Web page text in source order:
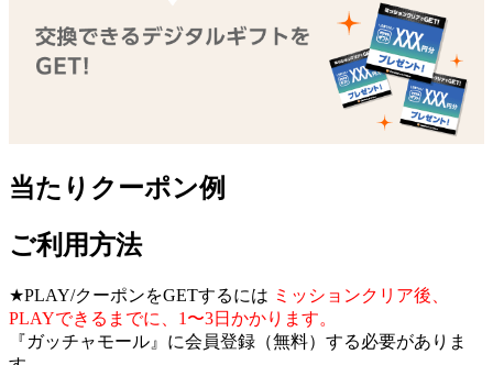
当たりクーポン例
ご利用方法
★PLAY/クーポンをGETするには ミッションクリア後、
PLAYできるまでに、1〜3日かかります。
『ガッチャモール』に会員登録（無料）する必要がありま